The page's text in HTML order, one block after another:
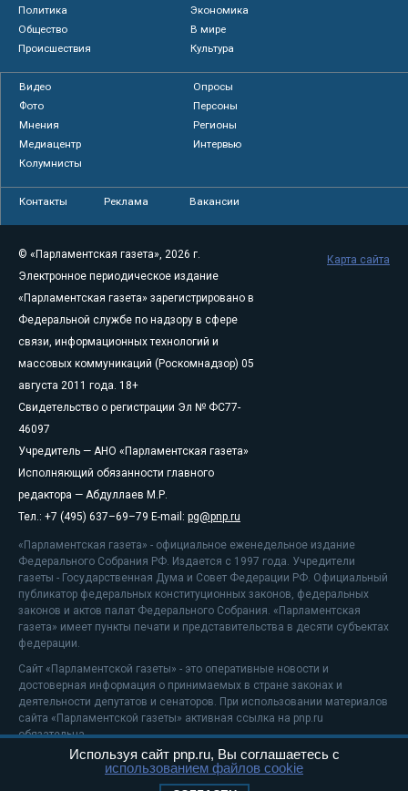
Политика
Экономика
Общество
В мире
Происшествия
Культура
Видео
Опросы
Фото
Персоны
Мнения
Регионы
Медиацентр
Интервью
Колумнисты
Контакты Реклама Вакансии
© «Парламентская газета», 2026 г.
Электронное периодическое издание
«Парламентская газета» зарегистрировано в
Федеральной службе по надзору в сфере
связи, информационных технологий и
массовых коммуникаций (Роскомнадзор) 05
августа 2011 года. 18+
Свидетельство о регистрации Эл № ФС77-
46097
Учредитель — АНО «Парламентская газета»
Исполняющий обязанности главного
редактора — Абдуллаев М.Р.
Тел.: +7 (495) 637–69–79 E-mail: pg@pnp.ru
«Парламентская газета» - официальное еженедельное издание
Федерального Собрания РФ. Издается с 1997 года. Учредители
газеты - Государственная Дума и Совет Федерации РФ. Официальный
публикатор федеральных конституционных законов, федеральных
законов и актов палат Федерального Собрания. «Парламентская
газета» имеет пункты печати и представительства в десяти субъектах
федерации.
Сайт «Парламентской газеты» - это оперативные новости и
достоверная информация о принимаемых в стране законах и
деятельности депутатов и сенаторов. При использовании материалов
сайта «Парламентской газеты» активная ссылка на pnp.ru
обязательна.
На информационном ресурсе применяютсярекомендательные
Карта сайта
Используя сайт pnp.ru, Вы соглашаетесь с
использованием файлов cookie